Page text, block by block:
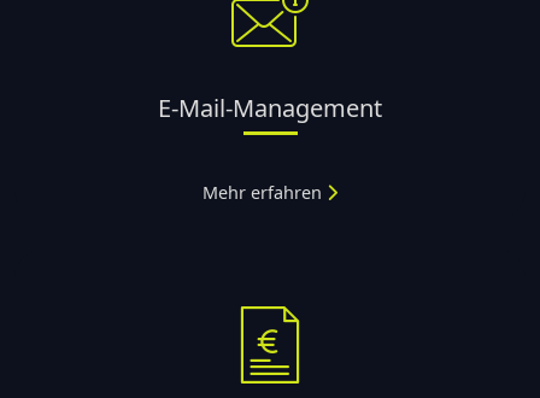
E-Mail-Management
Mehr erfahren